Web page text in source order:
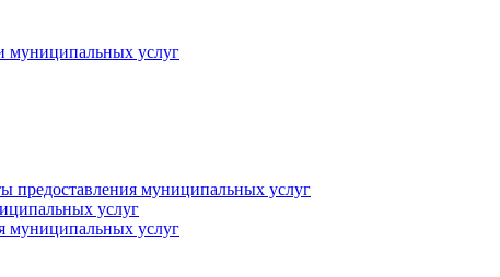
муниципальных услуг
предоставления муниципальных услуг
услуг
муниципальных услуг